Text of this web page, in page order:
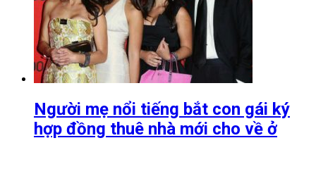
Người mẹ nổi tiếng bắt con gái ký
hợp đồng thuê nhà mới cho về ở